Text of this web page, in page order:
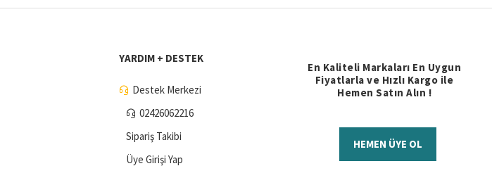
YARDIM + DESTEK
Destek Merkezi
02426062216
Sipariş Takibi
Üye Girişi Yap
En Kaliteli Markaları En Uygun
Fiyatlarla ve Hızlı Kargo ile
Hemen Satın Alın !
HEMEN ÜYE OL